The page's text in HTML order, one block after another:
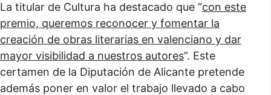
La titular de Cultura ha destacado que “con este
premio, queremos reconocer y fomentar la
creación de obras literarias en valenciano y dar
mayor visibilidad a nuestros autores”. Este
certamen de la Diputación de Alicante pretende
además poner en valor el trabajo llevado a cabo